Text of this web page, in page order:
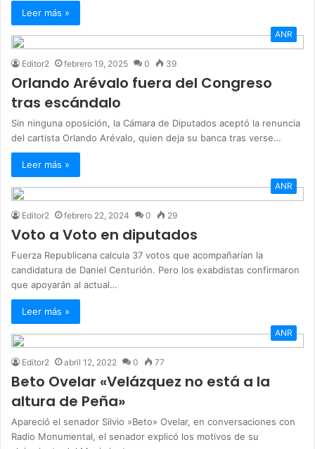
Leer más »
ANR
Editor2 febrero 19, 2025 0 39
Orlando Arévalo fuera del Congreso
tras escándalo
Sin ninguna oposición, la Cámara de Diputados aceptó la renuncia
del cartista Orlando Arévalo, quien deja su banca tras verse…
Leer más »
ANR
Editor2 febrero 22, 2024 0 29
Voto a Voto en diputados
Fuerza Republicana calcula 37 votos que acompañarían la
candidatura de Daniel Centurión. Pero los exabdistas confirmaron
que apoyarán al actual…
Leer más »
ANR
Editor2 abril 12, 2022 0 77
Beto Ovelar «Velázquez no está a la
altura de Peña»
Apareció el senador Silvio »Beto» Ovelar, en conversaciones con
Radio Monumental, el senador explicó los motivos de su